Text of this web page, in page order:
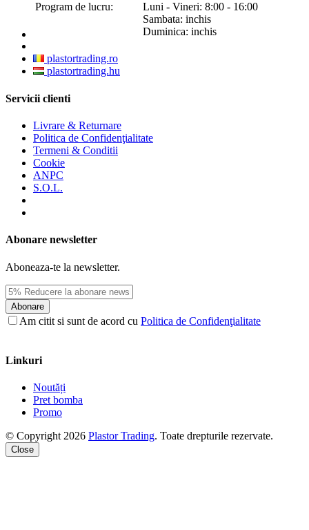
Program de lucru:
Luni - Vineri: 8:00 - 16:00
Sambata: inchis
Duminica: inchis
plastortrading.ro
plastortrading.hu
Servicii clienti
Livrare & Returnare
Politica de Confidenţialitate
Termeni & Conditii
Cookie
ANPC
S.O.L.
Abonare newsletter
Aboneaza-te la newsletter.
Abonare
Am citit si sunt de acord cu Politica de Confidenţialitate
Linkuri
Noutăți
Pret bomba
Promo
© Copyright 2026 Plastor Trading. Toate drepturile rezervate.
Close